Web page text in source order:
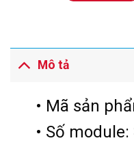
Mô tả
• Mã sản
• Số